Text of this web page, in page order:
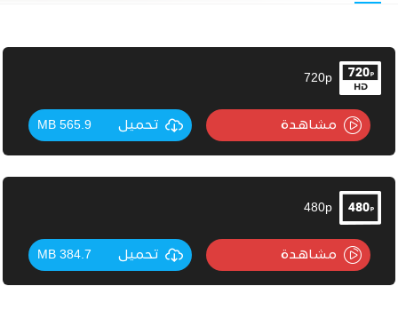
720p
مشاهدة تحميل 565.9 MB
480p
مشاهدة تحميل 384.7 MB